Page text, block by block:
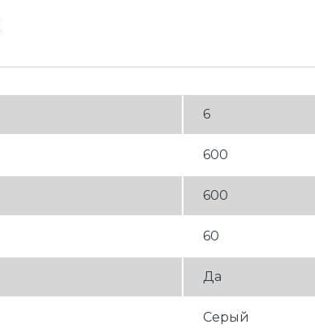
6
600
600
60
Да
Серый